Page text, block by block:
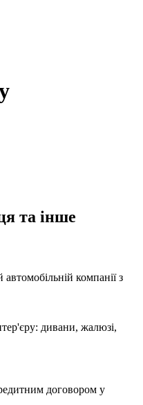
та інше
компанії з
дивани, жалюзі,
договором у